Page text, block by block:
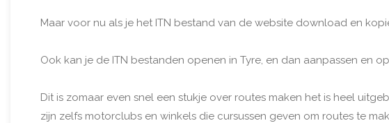
Maar voor nu als je het ITN bestand van de website download en
Ook kan je de ITN bestanden openen in Tyre, en dan aanpassen en
Dit is zomaar even snel een stukje over routes maken het is heel
zijn zelfs motorclubs en winkels die cursussen geven om routes te